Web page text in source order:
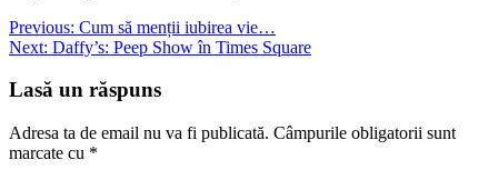
Navigare
în
articole
Previous: Cum să menții iubirea vie…
Next: Daffy’s: Peep Show în Times Square
Lasă un răspuns
Adresa ta de email nu va fi publicată. Câmpurile obligatorii sunt
marcate cu *